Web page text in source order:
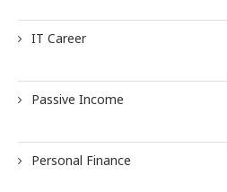
IT Career
Passive Income
Personal Finance